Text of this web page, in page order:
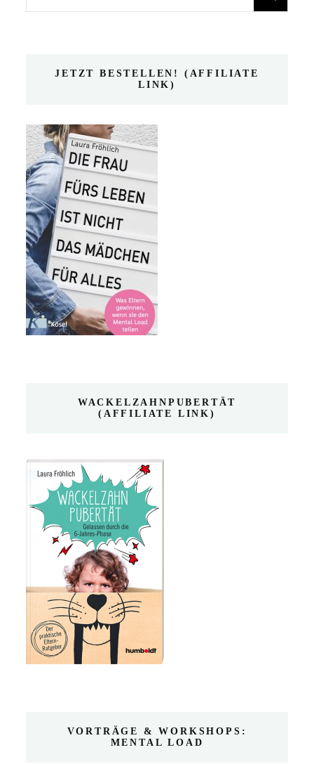
nach:
JETZT BESTELLEN! (AFFILIATE
LINK)
WACKELZAHNPUBERTÄT
(AFFILIATE LINK)
VORTRÄGE & WORKSHOPS:
MENTAL LOAD